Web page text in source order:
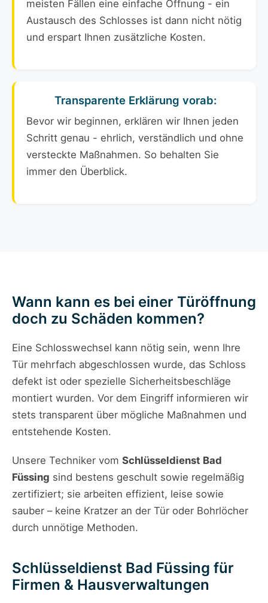
meisten Fällen eine einfache Öffnung - ein
Austausch des Schlosses ist dann nicht nötig
und erspart Ihnen zusätzliche Kosten.
Transparente Erklärung vorab:
Bevor wir beginnen, erklären wir Ihnen jeden
Schritt genau - ehrlich, verständlich und ohne
versteckte Maßnahmen. So behalten Sie
immer den Überblick.
Wann kann es bei einer Türöffnung
doch zu Schäden kommen?
Eine Schlosswechsel kann nötig sein, wenn Ihre
Tür mehrfach abgeschlossen wurde, das Schloss
defekt ist oder spezielle Sicherheitsbeschläge
montiert wurden. Vor dem Eingriff informieren wir
stets transparent über mögliche Maßnahmen und
entstehende Kosten.
Unsere Techniker vom Schlüsseldienst Bad
Füssing sind bestens geschult sowie regelmäßig
zertifiziert; sie arbeiten effizient, leise sowie
sauber – keine Kratzer an der Tür oder Bohrlöcher
durch unnötige Methoden.
Schlüsseldienst Bad Füssing für
Firmen & Hausverwaltungen